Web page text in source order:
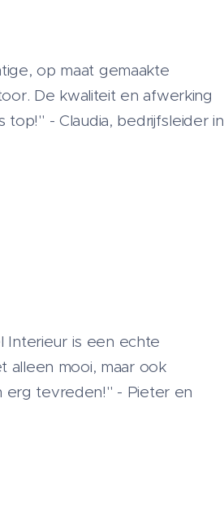
op maat gemaakte
De kwaliteit en afwerking
- Claudia, bedrijfsleider in
Interieur is een echte
alleen mooi, maar ook
erg tevreden!" - Pieter en